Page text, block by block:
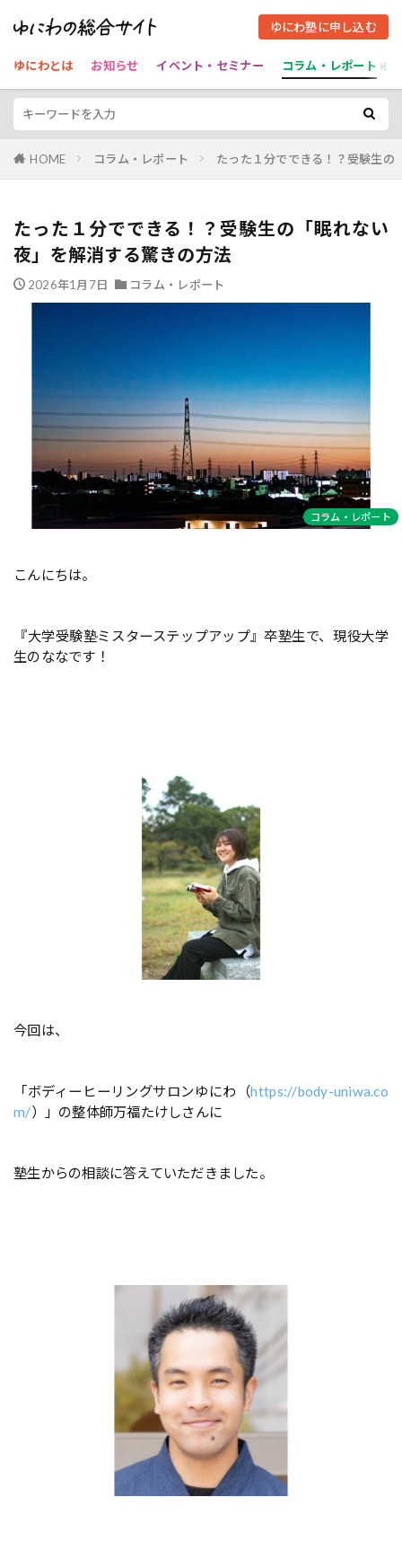
ゆにわ塾に申し込む
ゆにわとは お知らせ イベント・セミナー コラム・レポート
HOME コラム・レポート たった１分でできる！？受験生の
たった１分でできる！？受験生の「眠れない
夜」を解消する驚きの方法
2026年1月7日 コラム・レポート
コラム・レポート
こんにちは。
『大学受験塾ミスターステップアップ』卒塾生で、現役大学
生のななです！
今回は、
「ボディーヒーリングサロンゆにわ（https://body-uniwa.co
m/）」の整体師万福たけしさんに
塾生からの相談に答えていただきました。